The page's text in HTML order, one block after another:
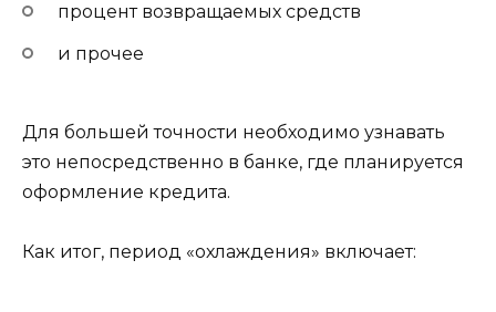
процент возвращаемых средств
и прочее
Для большей точности необходимо узнавать
это непосредственно в банке, где планируется
оформление кредита.
Как итог, период «охлаждения» включает: